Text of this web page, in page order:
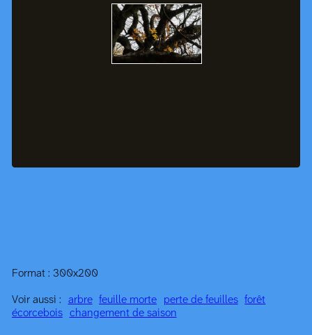
Format : 300x200
Voir aussi : arbre feuille morte perte de feuilles forêt
écorcebois changement de saison